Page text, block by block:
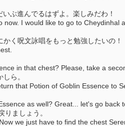
ぶ進んでるはずよ。楽しみだわ！
I would like to go to
く呪文詠唱をもっと勉強したいの！
in that chest? Please, take a
ら。
that Potion of Goblin Essence to
as well? Great... let's go back
ましょう。
we just have to find the chest